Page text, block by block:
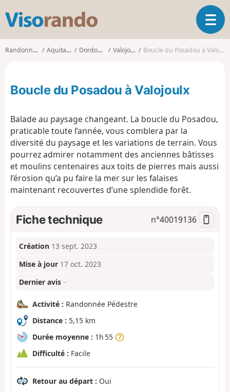
s
o
d
O
u
v
a
i
g
a
n
Randonnées Aquitaine Dordogne Valojoulx Boucle du Posadou à Valojoulx
Boucle du Posadou à Valojoulx
Balade au paysage changeant. La boucle du Posadou,
praticable toute l’année, vous comblera par la
diversité du paysage et les variations de terrain. Vous
pourrez admirer notamment des anciennes bâtisses
et moulins centenaires aux toits de pierres mais aussi
l’érosion qu’a pu faire la mer sur les falaises
maintenant recouvertes d’une splendide forêt.
Fiche technique n°40019136
Création 13 sept. 2023
Mise à jour 17 oct. 2023
Dernier avis –
Activité : Randonnée Pédestre
Distance : 5,15 km
Durée moyenne : 1h 55
Difficulté : Facile
Retour au départ : Oui